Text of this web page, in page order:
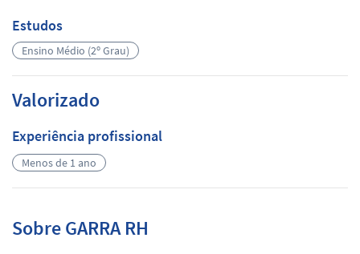
Estudos
Ensino Médio (2º Grau)
Valorizado
Experiência profissional
Menos de 1 ano
Sobre GARRA RH